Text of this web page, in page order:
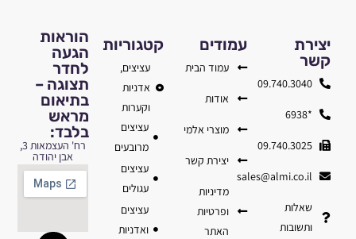
הוראות
הגעה
לחדר
תצוגה –
בתיאום
מראש
בלבד:
רח' העצמאות 3,
אבן יהודה
קטגוריות
עציצים,
אדניות
וקערות
עציצים
מרובעים
עציצים
עגולים
עציצים
ואדניות
עמודים
עמוד הבית
אודות
מוצרי אלמי
יצירת קשר
מדיניות
ופרטיות
האתר
יצירת
קשר
09.740.3040
*6938
09.740.3025
sales@almi.co.il
שאלות
ותשובות